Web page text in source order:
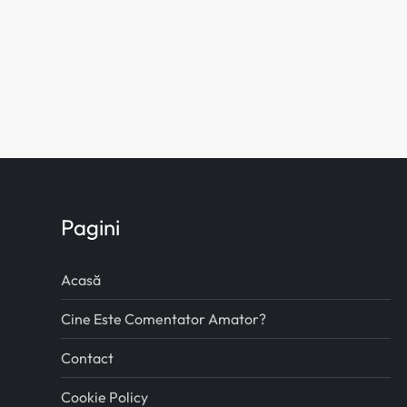
Pagini
Acasă
Cine Este Comentator Amator?
Contact
Cookie Policy